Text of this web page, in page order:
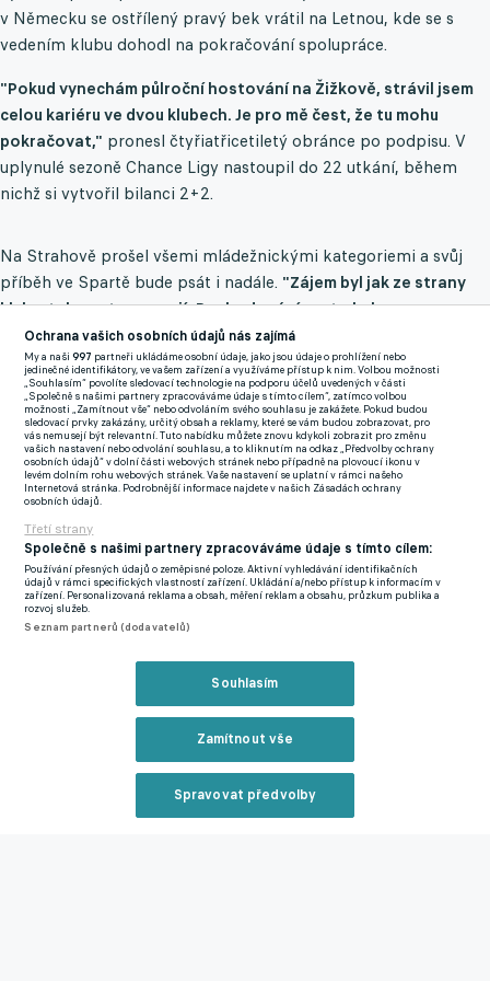
v Německu se ostřílený pravý bek vrátil na Letnou, kde se s
vedením klubu dohodl na pokračování spolupráce.
"Pokud vynechám půlroční hostování na Žižkově, strávil jsem
celou kariéru ve dvou klubech. Je pro mě čest, že tu mohu
pokračovat," pronesl čtyřiatřicetiletý obránce po podpisu. V
uplynulé sezoně Chance Ligy nastoupil do 22 utkání, během
nichž si vytvořil bilanci 2+2.
Na Strahově prošel všemi mládežnickými kategoriemi a svůj
příběh ve Spartě bude psát i nadále. "Zájem byl jak ze strany
klubu, tak ze strany mojí. Rozhodování proto bylo
jednoduché,"pokračoval Kadeřábek.
V závěru sezony však zkušeného zadáka trápily zdravotní
potíže."Před podpisem jsem si sedl také s trenérem. Řekli jsme
si, jaká by měla být má role, a to jak na hřišti, tak mimo něj,"
dodal Kadeřábek.
Sparta oznámila druhé prodloužení se zkušeným obráncem za
poslední dva dny – tím prvním byl Zelený. Z hlediska přestupů
zatím Pražané nebyli aktivní, vzhledem ke druhému místu v lize
a žádné trofeji však plánují po pojištění opor posílit kádr.
Další přestupy a spekulace
Pavel KadeřábekSparta Praha
Související články
Reklama
Ochrana vašich osobních údajů nás zajímá
My a naši997 partneři ukládáme osobní údaje, jako jsou údaje o prohlížení nebo
jedinečné identifikátory, ve vašem zařízení a využíváme přístup k nim. Volbou možnosti
„Souhlasím“ povolíte sledovací technologie na podporu účelů uvedených v části
„Společně s našimi partnery zpracováváme údaje s tímto cílem“, zatímco volbou
možnosti „Zamítnout vše“ nebo odvoláním svého souhlasu je zakážete. Pokud budou
sledovací prvky zakázány, určitý obsah a reklamy, které se vám budou zobrazovat, pro
vás nemusejí být relevantní. Tuto nabídku můžete znovu kdykoli zobrazit pro změnu
vašich nastavení nebo odvolání souhlasu, a to kliknutím na odkaz „Předvolby ochrany
osobních údajů“ v dolní části webových stránek nebo případně na plovoucí ikonu v
levém dolním rohu webových stránek. Vaše nastavení se uplatní v rámci našeho
Internetová stránka. Podrobnější informace najdete v našich Zásadách ochrany
osobních údajů.
Třetí strany
Společně s našimi partnery zpracováváme údaje s tímto cílem:
Používání přesných údajů o zeměpisné poloze. Aktivní vyhledávání identifikačních
údajů v rámci specifických vlastností zařízení. Ukládání a/nebo přístup k informacím v
zařízení. Personalizovaná reklama a obsah, měření reklam a obsahu, průzkum publika a
rozvoj služeb.
Seznam partnerů (dodavatelů)
Souhlasím
Zamítnout vše
Spravovat předvolby